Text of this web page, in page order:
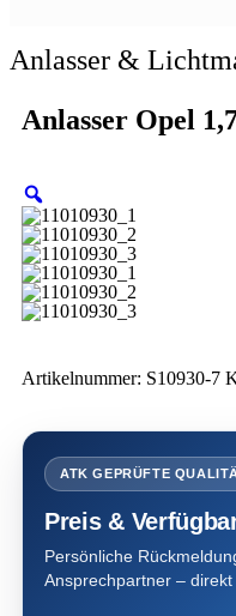
Anlasser &
Anlasser Opel
Artikelnummer: S10930-7
ATK GEPRÜFTE
Preis &
Persönliche
Ansprechpartner –